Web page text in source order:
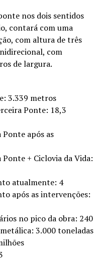
nos dois sentidos
contará com uma
com altura de três
com
de largura.
3.339 metros
Ponte: 18,3
após as
+ Ciclovia da Vida:
atualmente: 4
após as intervenções:
no pico da obra: 240
3.000 toneladas